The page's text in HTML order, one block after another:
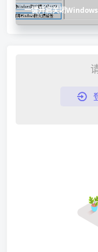
一键开启关闭Windows
火墙